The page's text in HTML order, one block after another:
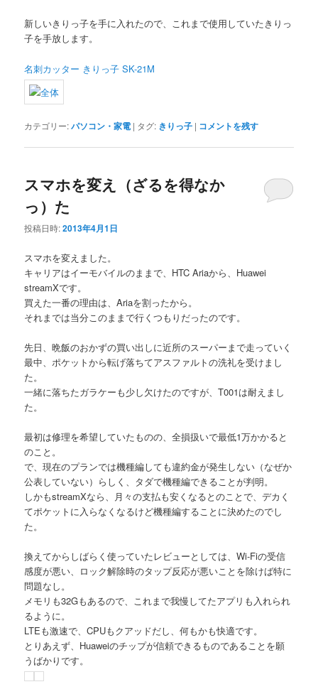
新しいきりっ子を手に入れたので、これまで使用していたきりっ
子を手放します。
名刺カッター きりっ子 SK-21M
カテゴリー:パソコン・家電 | タグ: きりっ子 | コメントを残す
スマホを変え（ざるを得なか
っ）た
投稿日時:2013年4月1日
スマホを変えました。
キャリアはイーモバイルのままで、HTC Ariaから、Huawei
streamXです。
買えた一番の理由は、Ariaを割ったから。
それまでは当分このままで行くつもりだったのです。
先日、晩飯のおかずの買い出しに近所のスーパーまで走っていく
最中、ポケットから転げ落ちてアスファルトの洗礼を受けまし
た。
一緒に落ちたガラケーも少し欠けたのですが、T001は耐えまし
た。
最初は修理を希望していたものの、全損扱いで最低1万かかると
のこと。
で、現在のプランでは機種編しても違約金が発生しない（なぜか
公表していない）らしく、タダで機種編できることが判明。
しかもstreamXなら、月々の支払も安くなるとのことで、デカく
てポケットに入らなくなるけど機種編することに決めたのでし
た。
換えてからしばらく使っていたレビューとしては、Wi-Fiの受信
感度が悪い、ロック解除時のタップ反応が悪いことを除けば特に
問題なし。
メモリも32Gもあるので、これまで我慢してたアプリも入れられ
るように。
LTEも激速で、CPUもクアッドだし、何もかも快適です。
とりあえず、Huaweiのチップが信頼できるものであることを願
うばかりです。